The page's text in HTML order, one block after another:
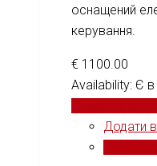
оснащений
керування.
€ 1100.00
Availability: Є в
Додати